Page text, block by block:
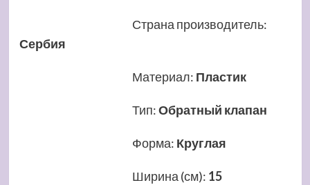
Страна производитель:
Сербия
Материал: Пластик
Тип:Обратный клапан
Форма: Круглая
Ширина (см): 15